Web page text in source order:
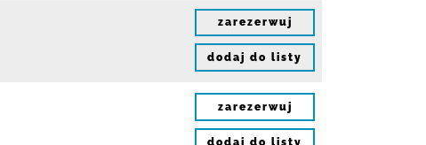
zarezerwuj
dodaj do listy
zarezerwuj
dodaj do listy